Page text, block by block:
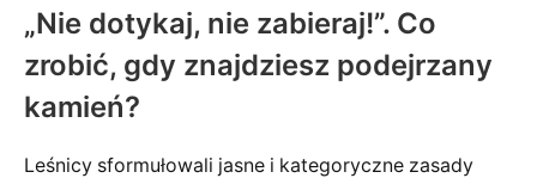
„Nie dotykaj, nie zabieraj!”. Co
zrobić, gdy znajdziesz podejrzany
kamień?
Leśnicy sformułowali jasne i kategoryczne zasady